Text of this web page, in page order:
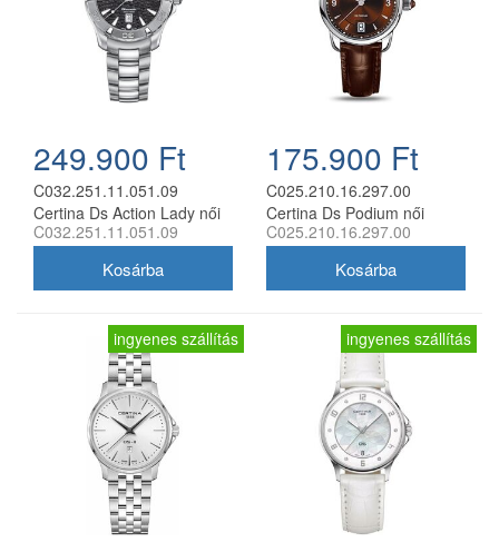
249.900 Ft
C032.251.11.051.09
Certina Ds Action Lady női
analóg karóra
C032.251.11.051.09
175.900 Ft
C025.210.16.297.00
Certina Ds Podium női
analóg karóra
C025.210.16.297.00
ingyenes szállítás ingyenes szállítás